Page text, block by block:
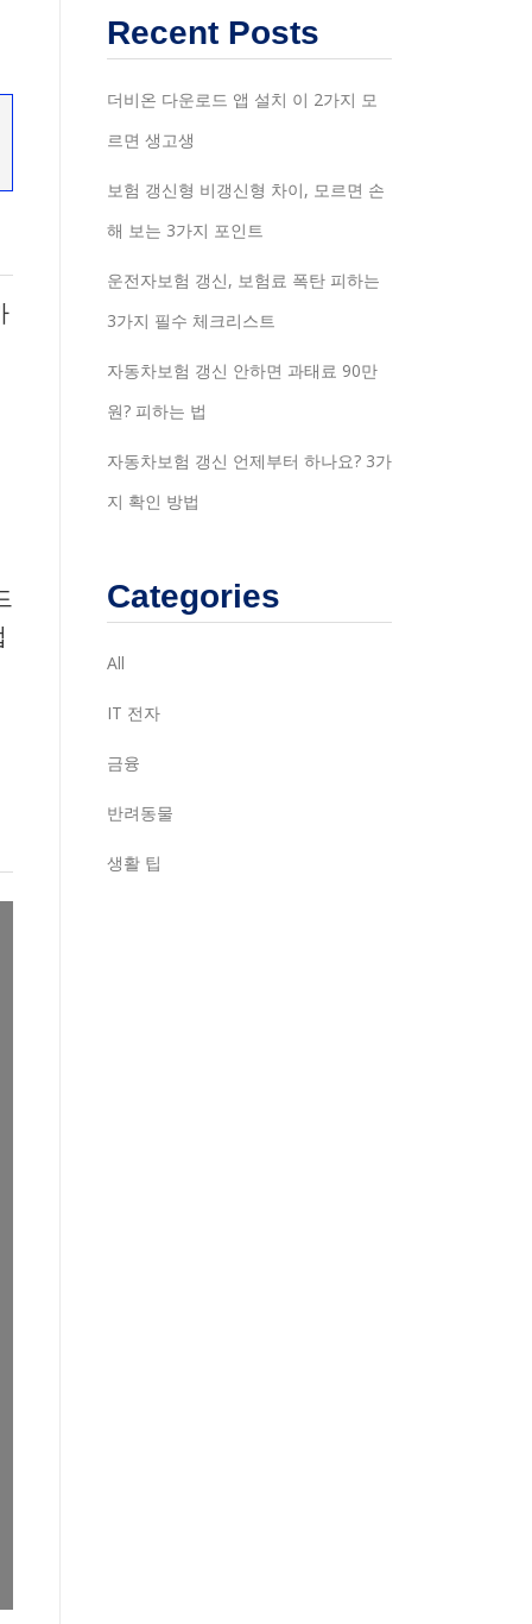
Recent Posts
더비온 다운로드 앱 설치 이 2가지 모
르면 생고생
보험 갱신형 비갱신형 차이, 모르면 손
해 보는 3가지 포인트
운전자보험 갱신, 보험료 폭탄 피하는
3가지 필수 체크리스트
자동차보험 갱신 안하면 과태료 90만
원? 피하는 법
자동차보험 갱신 언제부터 하나요? 3가
지 확인 방법
Categories
All
IT 전자
금융
반려동물
생활 팁